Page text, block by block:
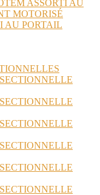
ASSORTI AU
MOTORISÉ
AU PORTAIL